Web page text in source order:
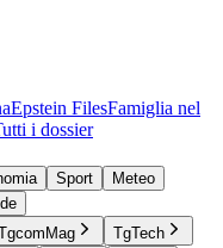
Epstein FilesFamiglia nel
i dossier
Sport
Meteo
TgTech